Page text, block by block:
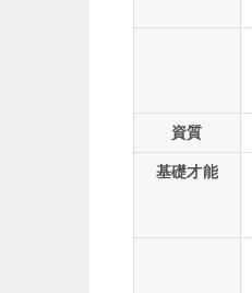
資質
基礎才能